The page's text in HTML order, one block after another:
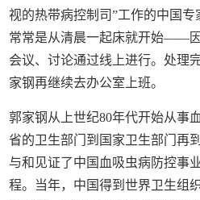
视的热带病控制司”工作的中国
常常是从清晨一起床就开始——
会议、讨论通过线上进行。处理
家钢再继续去办公室上班。
郭家钢从上世纪80年代开始从事
省的卫生部门到国家卫生部门再
与和见证了中国血吸虫病防控事
程。当年，中国得到世界卫生组